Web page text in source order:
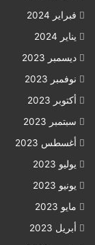
فبراير 2024
يناير 2024
ديسمبر 2023
نوفمبر 2023
أكتوبر 2023
سبتمبر 2023
أغسطس 2023
يوليو 2023
يونيو 2023
مايو 2023
أبريل 2023